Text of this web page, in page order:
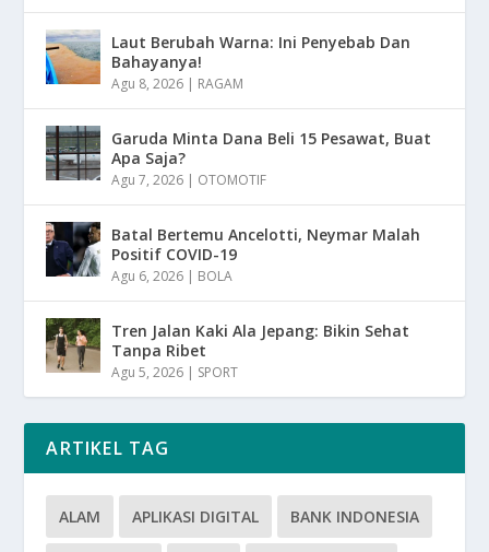
Laut Berubah Warna: Ini Penyebab Dan
Bahayanya!
Agu 8, 2026 | RAGAM
Garuda Minta Dana Beli 15 Pesawat, Buat
Apa Saja?
Agu 7, 2026 | OTOMOTIF
Batal Bertemu Ancelotti, Neymar Malah
Positif COVID-19
Agu 6, 2026 | BOLA
Tren Jalan Kaki Ala Jepang: Bikin Sehat
Tanpa Ribet
Agu 5, 2026 | SPORT
ARTIKEL TAG
ALAM APLIKASI DIGITAL BANK INDONESIA